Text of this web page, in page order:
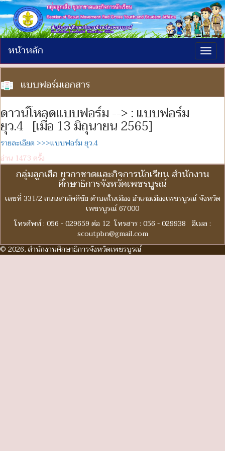
หน้าหลัก
แบบฟอร์มเอกสาร
ดาวน์โหลดแบบฟอร์ม --> : แบบฟอร์ม
ยุว.4 [เมื่อ 13 มิถุนายน 2565]
รายละเอียด >>>แบบฟอร์ม ยุว.4
อ่าน 1473 ครั้ง
กลุ่มลูกเสือ ยุวกาชาดและกิจการนักเรียน สำนักงาน
ศึกษาธิการจังหวัดเพชรบูรณ์
เลขที่ 331/2 ถนนสามัคคีชัย ตำบลในเมือง อำเภอเมืองเพชรบูรณ์ จังหวัด
เพชรบูรณ์ 67000
โทรศัพท์ : 056 - 029659 ต่อ 12 โทรสาร : 056 - 029938 อีเมล :
scoutpbn@gmail.com
© 2026, สำนักงานศึกษาธิการจังหวัดเพชรบูรณ์